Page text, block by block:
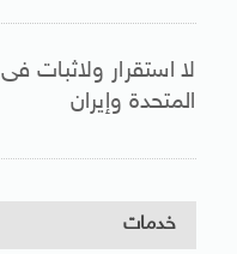
لا استقرار ولاثبات
المتحدة وإيران
خدمات